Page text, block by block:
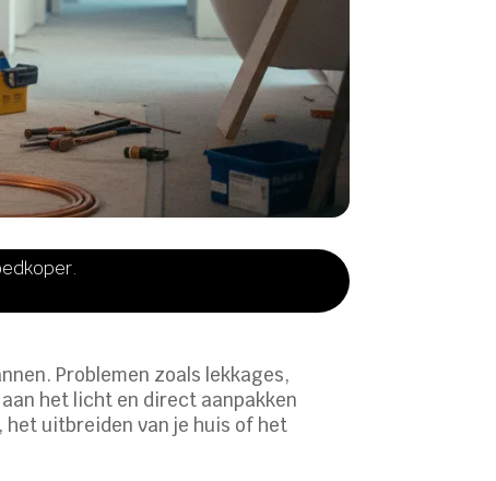
Problemen zoals lekkages,
het licht en direct aanpakken
uitbreiden van je huis of het